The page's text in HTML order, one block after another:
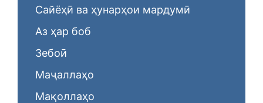
Сайёҳӣ ва ҳунарҳои мардумӣ
Аз ҳар боб
Зебоӣ
Маҷаллаҳо
Мақоллаҳо